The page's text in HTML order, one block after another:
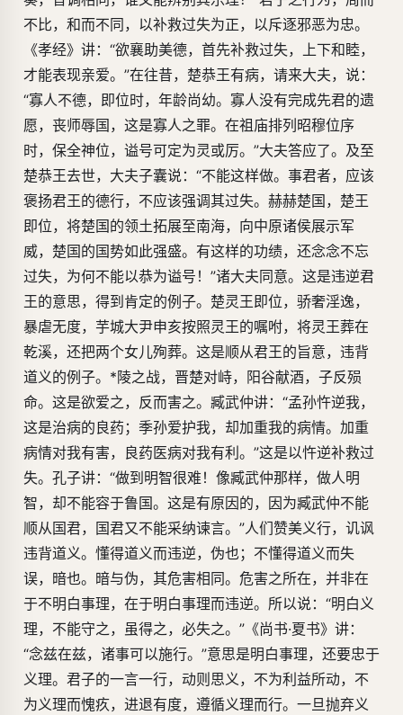
不比，和而不同，以补救过失为正，以斥逐邪恶为忠。
《孝经》讲：“欲襄助美德，首先补救过失，上下和睦，
才能表现亲爱。”在往昔，楚恭王有病，请来大夫，说：
“寡人不德，即位时，年龄尚幼。寡人没有完成先君的遗
愿，丧师辱国，这是寡人之罪。在祖庙排列昭穆位序
时，保全神位，谥号可定为灵或厉。”大夫答应了。及至
楚恭王去世，大夫子囊说：“不能这样做。事君者，应该
褒扬君王的德行，不应该强调其过失。赫赫楚国，楚王
即位，将楚国的领土拓展至南海，向中原诸侯展示军
威，楚国的国势如此强盛。有这样的功绩，还念念不忘
过失，为何不能以恭为谥号！”诸大夫同意。这是违逆君
王的意思，得到肯定的例子。楚灵王即位，骄奢淫逸，
暴虐无度，芋城大尹申亥按照灵王的嘱咐，将灵王葬在
乾溪，还把两个女儿殉葬。这是顺从君王的旨意，违背
道义的例子。*陵之战，晋楚对峙，阳谷献酒，子反殒
命。这是欲爱之，反而害之。臧武仲讲：“孟孙忤逆我，
这是治病的良药；季孙爱护我，却加重我的病情。加重
病情对我有害，良药医病对我有利。”这是以忤逆补救过
失。孔子讲：“做到明智很难！像臧武仲那样，做人明
智，却不能容于鲁国。这是有原因的，因为臧武仲不能
顺从国君，国君又不能采纳谏言。”人们赞美义行，讥讽
违背道义。懂得道义而违逆，伪也；不懂得道义而失
误，暗也。暗与伪，其危害相同。危害之所在，并非在
于不明白事理，在于明白事理而违逆。所以说：“明白义
理，不能守之，虽得之，必失之。”《尚书·夏书》讲：
“念兹在兹，诸事可以施行。”意思是明白事理，还要忠于
义理。君子的一言一行，动则思义，不为利益所动，不
为义理而愧疚，进退有度，遵循义理而行。一旦抛弃义